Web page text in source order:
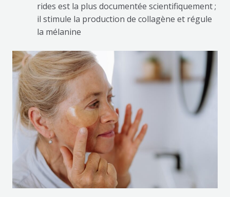
rides est la plus documentée scientifiquement ;
il stimule la production de collagène et régule
la mélanine